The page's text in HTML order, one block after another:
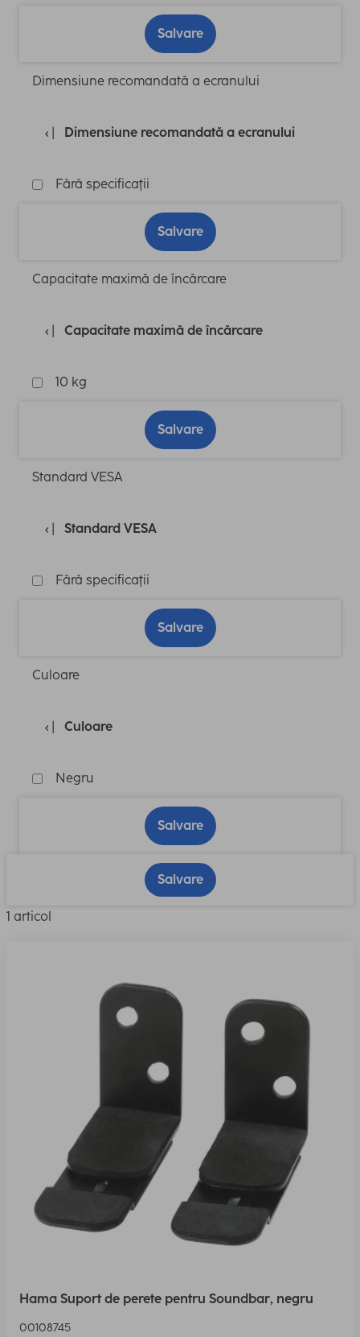
Salvare
Dimensiune recomandată a ecranului
Dimensiune recomandată a ecranului
Fără specificaţii
Salvare
Capacitate maximă de încărcare
Capacitate maximă de încărcare
10 kg
Salvare
Standard VESA
Standard VESA
Fără specificaţii
Salvare
Culoare
Culoare
Negru
Salvare
Salvare
1 articol
Hama Suport de perete pentru Soundbar, negru
00108745